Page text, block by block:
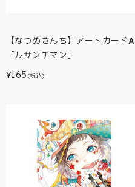
【なつめさんち】アートカードA
「ルサンチマン」
¥165 (税込)